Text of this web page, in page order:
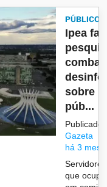
PÚBLICO
Ipea faz
sobre
púb...
Publicado
Gazeta
há 3
que